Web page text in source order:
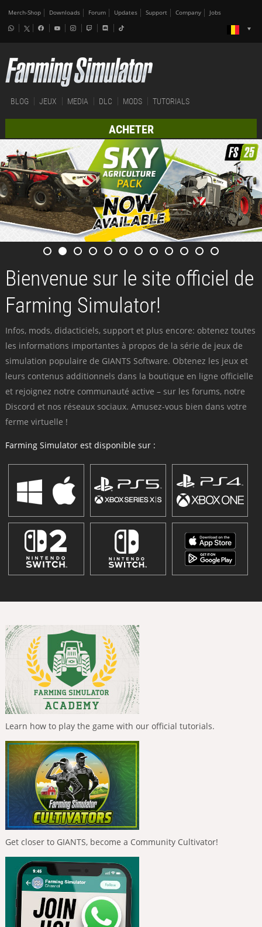
Merch-Shop Downloads Forum Updates Support Company Jobs
BLOG JEUX MEDIA DLC MODS TUTORIALS
ACHETER
Bienvenue sur le site officiel de
Farming Simulator!
Infos, mods, didacticiels, support et plus encore: obtenez toutes
les informations importantes à propos de la série de jeux de
simulation populaire de GIANTS Software. Obtenez les jeux et
leurs contenus additionnels dans la boutique en ligne officielle
et rejoignez notre communauté active – sur les forums, notre
Discord et nos réseaux sociaux. Amusez-vous bien dans votre
ferme virtuelle !
Farming Simulator est disponible sur :
Learn how to play the game with our official tutorials.
Get closer to GIANTS, become a Community Cultivator!